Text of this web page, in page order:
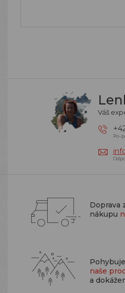
Váš
Doprava
nákupu
naše
a